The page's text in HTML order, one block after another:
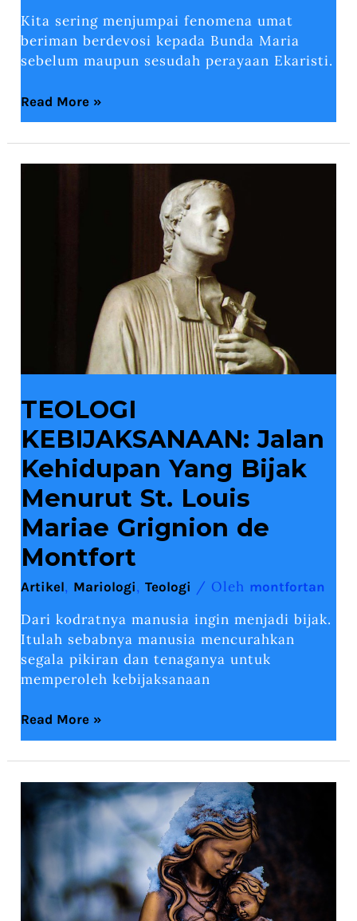
Kita sering menjumpai fenomena umat
beriman berdevosi kepada Bunda Maria
sebelum maupun sesudah perayaan Ekaristi.
Read More »
TEOLOGI
KEBIJAKSANAAN: Jalan
Kehidupan Yang Bijak
Menurut St. Louis
Mariae Grignion de
Montfort
Artikel, Mariologi,Teologi / Oleh montfortan
Dari kodratnya manusia ingin menjadi bijak.
Itulah sebabnya manusia mencurahkan
segala pikiran dan tenaganya untuk
memperoleh kebijaksanaan
Read More »
Teologi
dan
Spiritualitas
Pembaktian
kepada
Yesus
melalui
Maria